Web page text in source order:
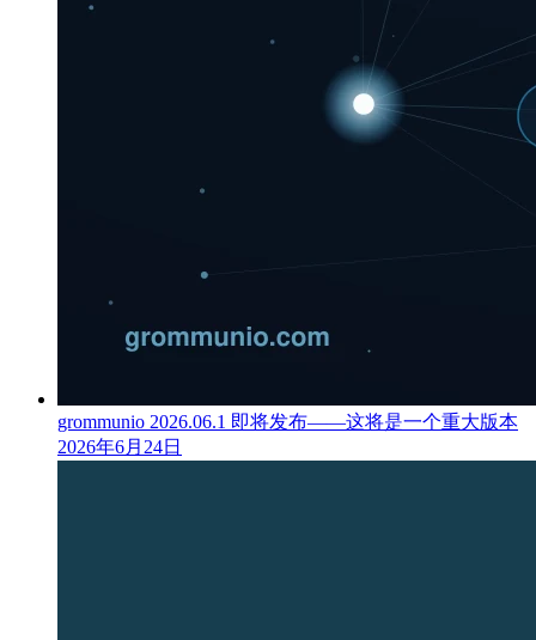
grommunio 2026.06.1 即将发布——这将是一个重大版本
2026年6月24日